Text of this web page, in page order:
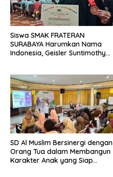
Siswa SMAK FRATERAN
SURABAYA Harumkan Nama
Indonesia, Geisler Suntimothy
SD Al Muslim Bersinergi dengan
Orang Tua dalam Membangun
Karakter Anak yang Siap